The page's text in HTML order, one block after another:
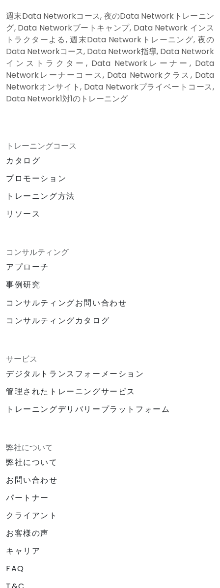
週末Data Networkコース, 夜のData Networkトレーニン
グ, Data Networkブートキャンプ, Data Network インス
トラクターよる, 週末Data Networkトレーニング, 夜の
Data Networkコース, Data Network指導, Data Network
インストラクター, Data Networkレーナー, Data
Networkレーナーコース, Data Networkクラス, Data
Networkオンサイト, Data Networkプライベートコース,
Data Network1対1のトレーニング
トレーニングコース
カタログ
プロモーション
トレーニング方法
リソース
コンサルティング
アプローチ
事例研究
コンサルティングお問い合わせ
コンサルティングカタログ
サービス
デジタルトランスフォーメーション
管理されたトレーニングサービス
トレーニングデリバリープラットフォーム
弊社について
弊社について
お問い合わせ
パートナー
クライアント
お客様の声
キャリア
FAQ